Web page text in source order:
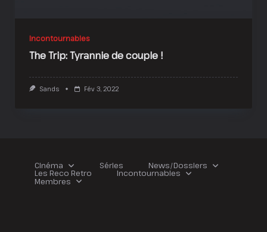
Incontournables
The Trip: Tyrannie de couple !
Sands Fév 3, 2022
Cinéma Séries News/Dossiers
Les Reco Retro Incontournables
Membres